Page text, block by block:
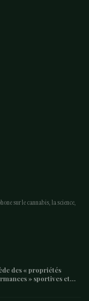
sur le cannabis, la science,
des « propriétés
» sportives et
après l’effort